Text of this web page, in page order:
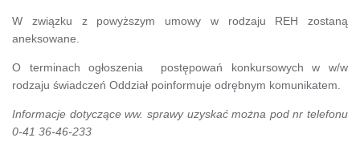
W związku z powyższym umowy w rodzaju REH zostaną
aneksowane.
O terminach ogłoszenia postępowań konkursowych w w/w
rodzaju świadczeń Oddział poinformuje odrębnym komunikatem.
Informacje dotyczące ww. sprawy uzyskać można pod nr telefonu
0-41 36-46-233